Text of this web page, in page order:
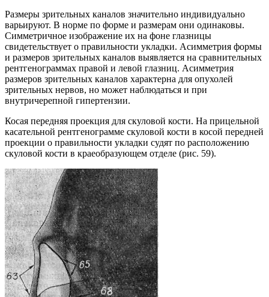
Размеры зрительных каналов значительно индивидуально
варьируют. В норме по форме и размерам они одинаковы.
Симметричное изображение их на фоне глазницы
свидетельствует о правильности укладки. Асимметрия формы
и размеров зрительных каналов выявляется на сравнительных
рентгенограммах правой и левой глазниц. Асимметрия
размеров зрительных каналов характерна для опухолей
зрительных нервов, но может наблюдаться и при
внутричерепной гипертензии.
Косая передняя проекция для скуловой кости. На прицельной
касательной рентгенограмме скуловой кости в косой передней
проекции о правильности укладки судят по расположению
скуловой кости в краеобразующем отделе (рис. 59).